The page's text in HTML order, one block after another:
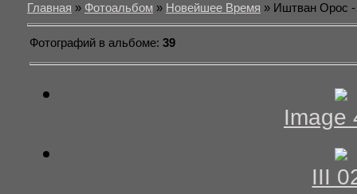
Главная » Фотоальбом » Новейшее Время » Иштван Орос -
Фотографий в альбоме: 39
Image
III